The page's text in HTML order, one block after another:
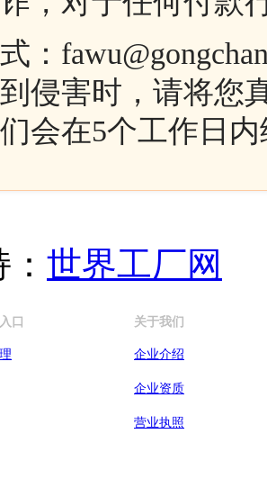
：
侵害时，请将您
会在5个工作日
世界工厂网
口 关于我们
企业介绍
企业资质
营业执照